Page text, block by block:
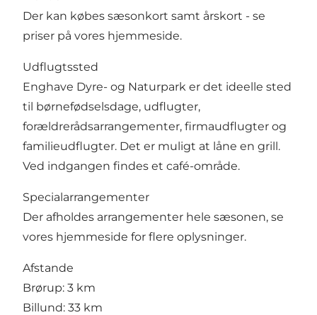
Der kan købes sæsonkort samt årskort - se
priser på vores hjemmeside.
Udflugtssted
Enghave Dyre- og Naturpark er det ideelle sted
til børnefødselsdage, udflugter,
forældrerådsarrangementer, firmaudflugter og
familieudflugter. Det er muligt at låne en grill.
Ved indgangen findes et café-område.
Specialarrangementer
Der afholdes arrangementer hele sæsonen, se
vores hjemmeside for flere oplysninger.
Afstande
Brørup: 3 km
Billund: 33 km